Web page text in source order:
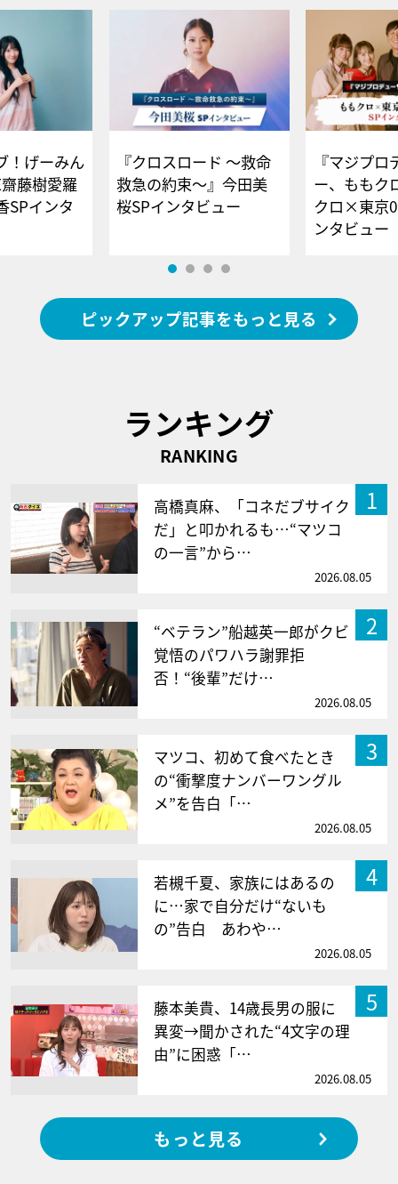
！げーみん
藤樹愛羅
SPインタ
『クロスロード ～救命
救急の約束～』今田美
桜SPインタビュー
『マジプロ
ー、ももク
クロ×東京
ンタビュー
ピックアップ記事をもっと見る
ランキング
RANKING
1
高橋真麻、「コネだブサイク
だ」と叩かれるも…“マツコ
の一言”から…
2026.08.05
2
“ベテラン”船越英一郎がクビ
覚悟のパワハラ謝罪拒
否！“後輩”だけ…
2026.08.05
3
マツコ、初めて食べたとき
の“衝撃度ナンバーワングル
メ”を告白「…
2026.08.05
4
若槻千夏、家族にはあるの
に…家で自分だけ“ないも
の”告白 あわや…
2026.08.05
5
藤本美貴、14歳長男の服に
異変→聞かされた“4文字の理
由”に困惑「…
2026.08.05
もっと見る